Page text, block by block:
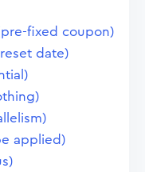
fixed coupon)
date)
applied)